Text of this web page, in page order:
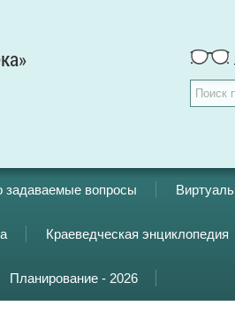
задаваемые вопросы
Краеведческая энциклопедия
Планирование - 2026